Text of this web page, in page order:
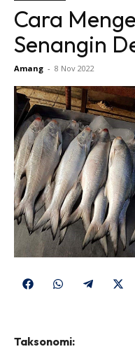
Cara
Senangin
Amang - 8 Nov 2022
Share
Share
Share
Taksonomi: